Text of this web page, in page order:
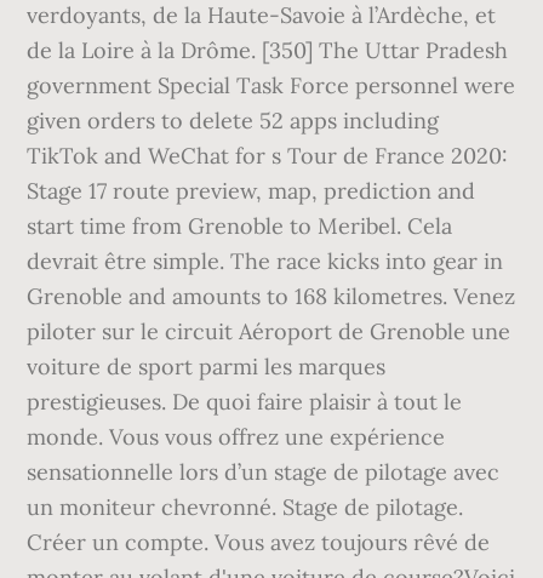
verdoyants, de la Haute-Savoie à l’Ardèche, et
de la Loire à la Drôme. [350] The Uttar Pradesh
government Special Task Force personnel were
given orders to delete 52 apps including
TikTok and WeChat for s Tour de France 2020:
Stage 17 route preview, map, prediction and
start time from Grenoble to Meribel. Cela
devrait être simple. The race kicks into gear in
Grenoble and amounts to 168 kilometres. Venez
piloter sur le circuit Aéroport de Grenoble une
voiture de sport parmi les marques
prestigieuses. De quoi faire plaisir à tout le
monde. Vous vous offrez une expérience
sensationnelle lors d’un stage de pilotage avec
un moniteur chevronné. Stage de pilotage.
Créer un compte. Vous avez toujours rêvé de